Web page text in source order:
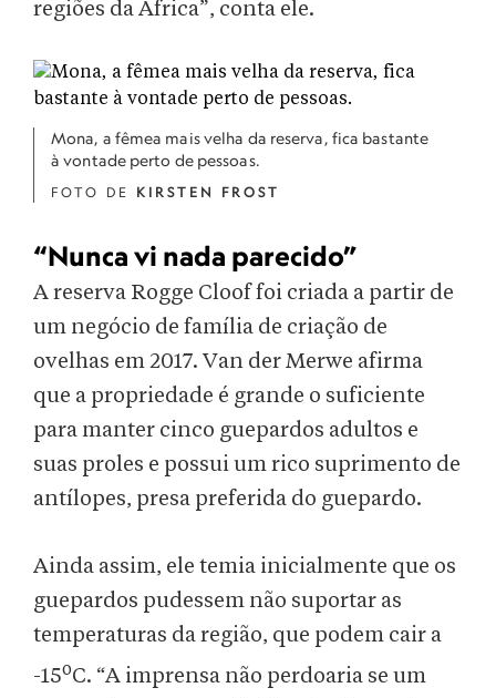
regiões da África”, conta ele.
Mona, a fêmea mais velha da reserva, fica bastante
à vontade perto de pessoas.
FOTO DE KIRSTEN FROST
“Nunca vi nada parecido”
A reserva Rogge Cloof foi criada a partir de
um negócio de família de criação de
ovelhas em 2017. Van der Merwe afirma
que a propriedade é grande o suficiente
para manter cinco guepardos adultos e
suas proles e possui um rico suprimento de
antílopes, presa preferida do guepardo.
Ainda assim, ele temia inicialmente que os
guepardos pudessem não suportar as
temperaturas da região, que podem cair a
-15oC. “A imprensa não perdoaria se um